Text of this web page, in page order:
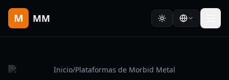
M MM
Inicio/Plataformas de Morbid Metal